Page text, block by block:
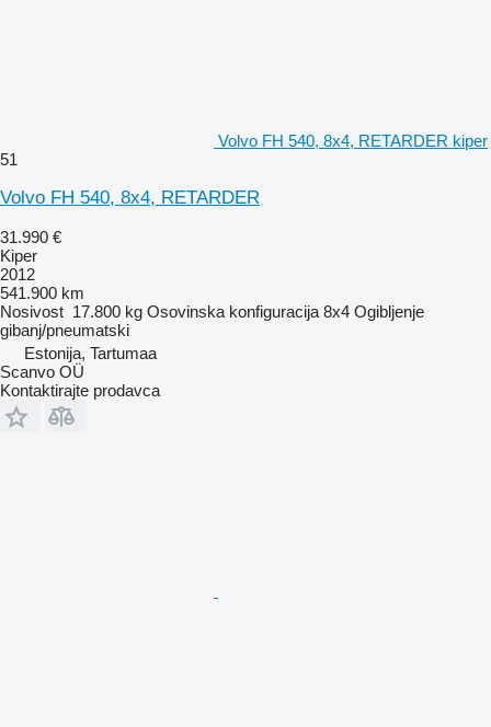
Volvo FH 540, 8x4, RETARDER kiper
51
Volvo FH 540, 8x4, RETARDER
31.990 €
Kiper
2012
541.900 km
Nosivost 17.800 kg Osovinska konfiguracija 8x4 Ogibljenje
gibanj/pneumatski
Estonija, Tartumaa
Scanvo OÜ
Kontaktirajte prodavca